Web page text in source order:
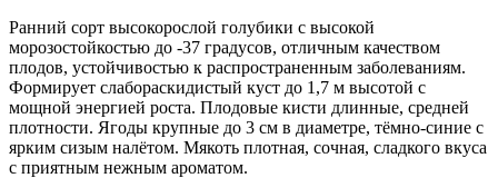
Ранний сорт высокорослой голубики с высокой
морозостойкостью до -37 градусов, отличным качеством
плодов, устойчивостью к распространенным заболеваниям.
Формирует слабораскидистый куст до 1,7 м высотой с
мощной энергией роста. Плодовые кисти длинные, средней
плотности. Ягоды крупные до 3 см в диаметре, тёмно-синие с
ярким сизым налётом. Мякоть плотная, сочная, сладкого вкуса
с приятным нежным ароматом.